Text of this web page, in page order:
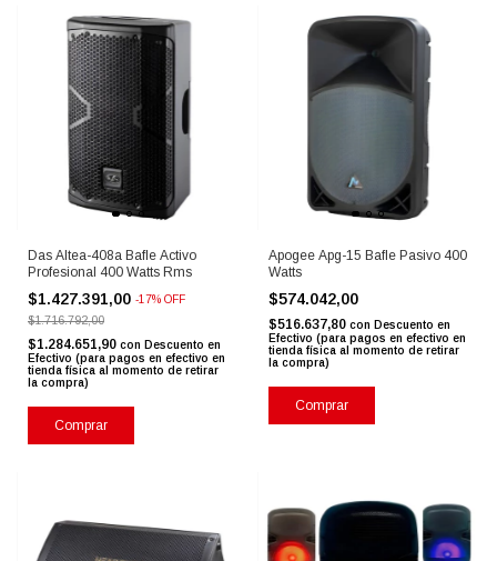
Das Altea-408a Bafle Activo
Profesional 400 Watts Rms
$1.427.391,00 -17% OFF
$1.716.792,00
$1.284.651,90 con Descuento en
Efectivo (para pagos en efectivo en
tienda física al momento de retirar
la compra)
Comprar
Apogee Apg-15 Bafle Pasivo 400
Watts
$574.042,00
$516.637,80 con Descuento en
Efectivo (para pagos en efectivo en
tienda física al momento de retirar
la compra)
Comprar